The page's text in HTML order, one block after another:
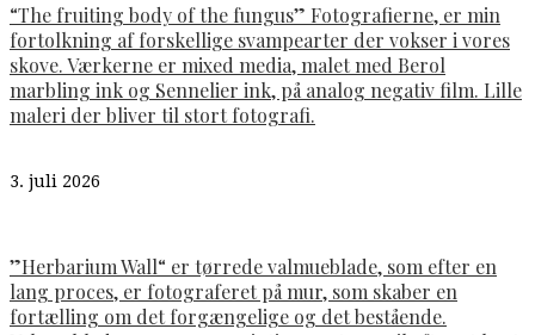
“The fruiting body of the fungus” Fotografierne, er min
fortolkning af forskellige svampearter der vokser i vores
skove. Værkerne er mixed media, malet med Berol
marbling ink og Sennelier ink, på analog negativ film. Lille
maleri der bliver til stort fotografi.
3. juli 2026
”Herbarium Wall“ er tørrede valmueblade, som efter en
lang proces, er fotograferet på mur, som skaber en
fortælling om det forgængelige og det bestående.